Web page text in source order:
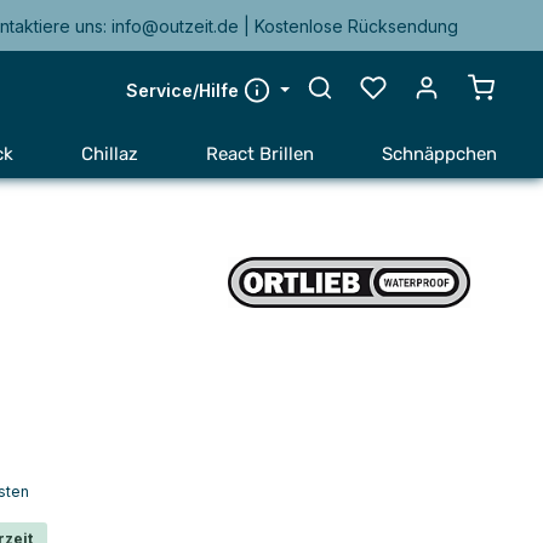
uns: info@outzeit.de | Kostenlose Rücksendung
Service/Hilfe
Chillaz React Brillen Schnäppchen